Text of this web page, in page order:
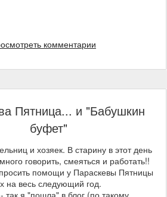
комментарии
Пятница... и "Бабушкин
буфет"
и хозяек. В старину в этот день
говорить, смеяться и работать!!
помощи у Параскевы Пятницы
на весь следующий год.
так я "пошла" в блог (по такому